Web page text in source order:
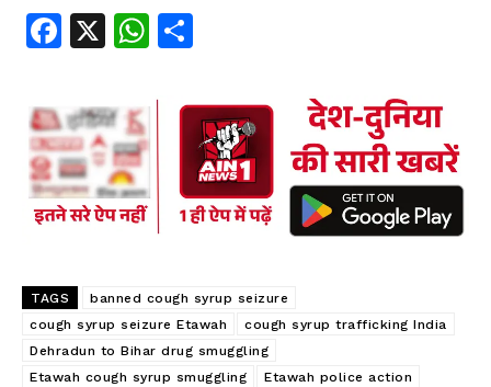
Fa
ce
b
oo
k
X W
ha
ts
A
p
p
re
TAGS
banned cough syrup seizure
cough syrup seizure Etawah
cough syrup trafficking India
Dehradun to Bihar drug smuggling
Etawah cough syrup smuggling
Etawah police action